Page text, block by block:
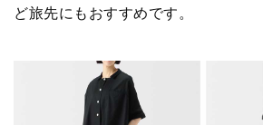
ど旅先にもおすすめです。